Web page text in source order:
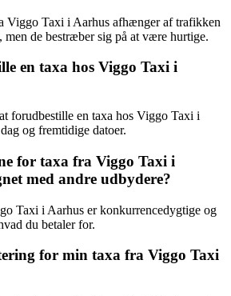
Viggo Taxi i Aarhus afhænger af trafikken
men de bestræber sig på at være hurtige.
en taxa hos Viggo Taxi i
forudbestille en taxa hos Viggo Taxi i
og fremtidige datoer.
for taxa fra Viggo Taxi i
med andre udbydere?
Taxi i Aarhus er konkurrencedygtige og
du betaler for.
for min taxa fra Viggo Taxi